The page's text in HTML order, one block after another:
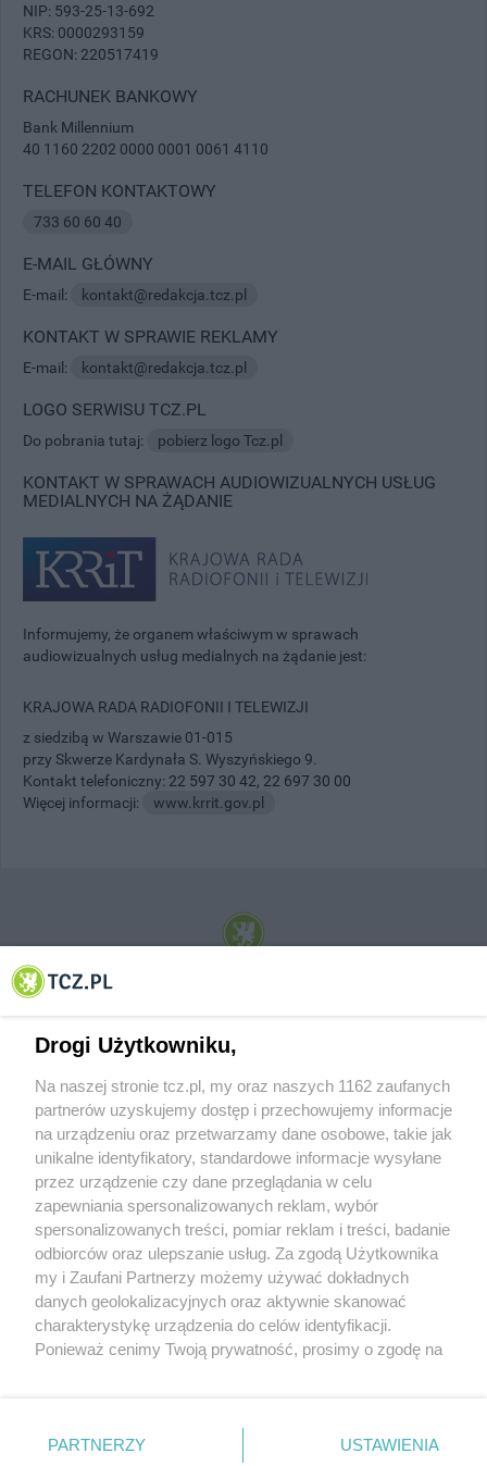
NIP: 593-25-13-692
KRS: 0000293159
REGON: 220517419
RACHUNEK BANKOWY
Bank Millennium
40 1160 2202 0000 0001 0061 4110
TELEFON KONTAKTOWY
733 60 60 40
E-MAIL GŁÓWNY
E-mail: kontakt@redakcja.tcz.pl
KONTAKT W SPRAWIE REKLAMY
E-mail: kontakt@redakcja.tcz.pl
LOGO SERWISU TCZ.PL
Do pobrania tutaj: pobierz logo Tcz.pl
KONTAKT W SPRAWACH AUDIOWIZUALNYCH USŁUG
MEDIALNYCH NA ŻĄDANIE
Informujemy, że organem właściwym w sprawach
audiowizualnych usług medialnych na żądanie jest:
KRAJOWA RADA RADIOFONII I TELEWIZJI
z siedzibą w Warszawie 01-015
przy Skwerze Kardynała S. Wyszyńskiego 9.
Kontakt telefoniczny: 22 597 30 42, 22 697 30 00
Więcej informacji:
www.krrit.gov.pl
© 2001-2026 Tczew - TCZ.PL Sp. z o.o. Internetowy Serwis Informacyjny Miasta
O FIRMIE POLITYKA PRYWATNOŚCI HOSTING
REKLAMA WSPÓŁPRACA RSS FACEBOOK KONTAKT
Nasze serwisy
Aktualności
Tcz24
Historia miasta
Muzyka i kultura
Archiwum wydarzeń
Zdjęcia miasta
Drogi Użytkowniku,
Na naszej stronie tcz.pl, my oraz naszych 1162 zaufanych
partnerów uzyskujemy dostęp i przechowujemy informacje
na urządzeniu oraz przetwarzamy dane osobowe, takie jak
unikalne identyfikatory, standardowe informacje wysyłane
przez urządzenie czy dane przeglądania w celu
zapewniania spersonalizowanych reklam, wybór
spersonalizowanych treści, pomiar reklam i treści, badanie
odbiorców oraz ulepszanie usług. Za zgodą Użytkownika
my i Zaufani Partnerzy możemy używać dokładnych
danych geolokalizacyjnych oraz aktywnie skanować
charakterystykę urządzenia do celów identyfikacji.
Ponieważ cenimy Twoją prywatność, prosimy o zgodę na
znajdujący się w lewym dolnym rogu strony
. Niektóre
PARTNERZY USTAWIENIA